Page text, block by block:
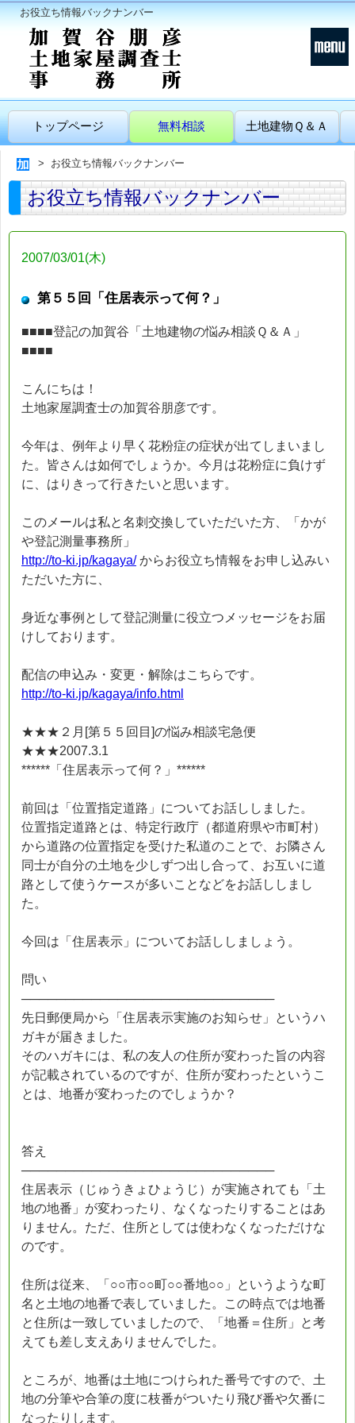
お役立ち情報バックナンバー
トップページ 無料相談 土地建物Ｑ＆Ａ
お役立ち情報バックナンバー
お役立ち情報バックナンバー
2007/03/01(木)
第５５回「住居表示って何？」
■■■■登記の加賀谷「土地建物の悩み相談Ｑ＆Ａ」
■■■■
こんにちは！
土地家屋調査士の加賀谷朋彦です。
今年は、例年より早く花粉症の症状が出てしまいまし
た。皆さんは如何でしょうか。今月は花粉症に負けず
に、はりきって行きたいと思います。
このメールは私と名刺交換していただいた方、「かが
や登記測量事務所」
http://to-ki.jp/kagaya/からお役立ち情報をお申し込みい
ただいた方に、
身近な事例として登記測量に役立つメッセージをお届
けしております。
配信の申込み・変更・解除はこちらです。
http://to-ki.jp/kagaya/info.html
★★★２月[第５５回目]の悩み相談宅急便
★★★2007.3.1
******「住居表示って何？」******
前回は「位置指定道路」についてお話ししました。
位置指定道路とは、特定行政庁（都道府県や市町村）
から道路の位置指定を受けた私道のことで、お隣さん
同士が自分の土地を少しずつ出し合って、お互いに道
路として使うケースが多いことなどをお話ししまし
た。
今回は「住居表示」についてお話ししましょう。
問い
─────────────────────────────
先日郵便局から「住居表示実施のお知らせ」というハ
ガキが届きました。
そのハガキには、私の友人の住所が変わった旨の内容
が記載されているのですが、住所が変わったというこ
とは、地番が変わったのでしょうか？
答え
─────────────────────────────
住居表示（じゅうきょひょうじ）が実施されても「土
地の地番」が変わったり、なくなったりすることはあ
りません。ただ、住所としては使わなくなっただけな
のです。
住所は従来、「○○市○○町○○番地○○」というような町
名と土地の地番で表していました。この時点では地番
と住所は一致していましたので、「地番＝住所」と考
えても差し支えありませんでした。
ところが、地番は土地につけられた番号ですので、土
地の分筆や合筆の度に枝番がついたり飛び番や欠番に
なったりします。